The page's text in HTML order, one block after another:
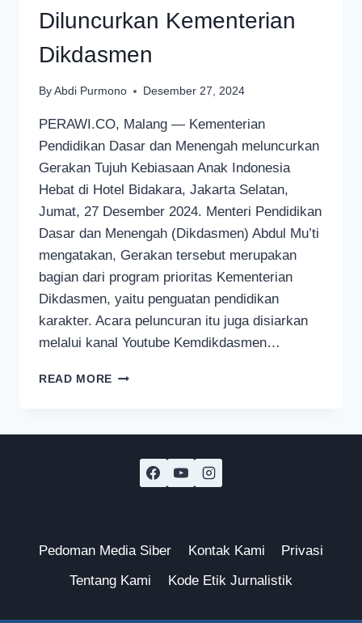
Diluncurkan Kementerian
Dikdasmen
By Abdi Purmono Desember 27, 2024
PERAWI.CO, Malang — Kementerian
Pendidikan Dasar dan Menengah meluncurkan
Gerakan Tujuh Kebiasaan Anak Indonesia
Hebat di Hotel Bidakara, Jakarta Selatan,
Jumat, 27 Desember 2024. Menteri Pendidikan
Dasar dan Menengah (Dikdasmen) Abdul Mu’ti
mengatakan, Gerakan tersebut merupakan
bagian dari program prioritas Kementerian
Dikdasmen, yaitu penguatan pendidikan
karakter. Acara peluncuran itu juga disiarkan
melalui kanal Youtube Kemdikdasmen…
READ MORE GERAKAN
HEBAT
DILUNCURKAN
Pedoman Media Siber Kontak Kami
Privasi
Tentang Kami
Kode Etik Jurnalistik